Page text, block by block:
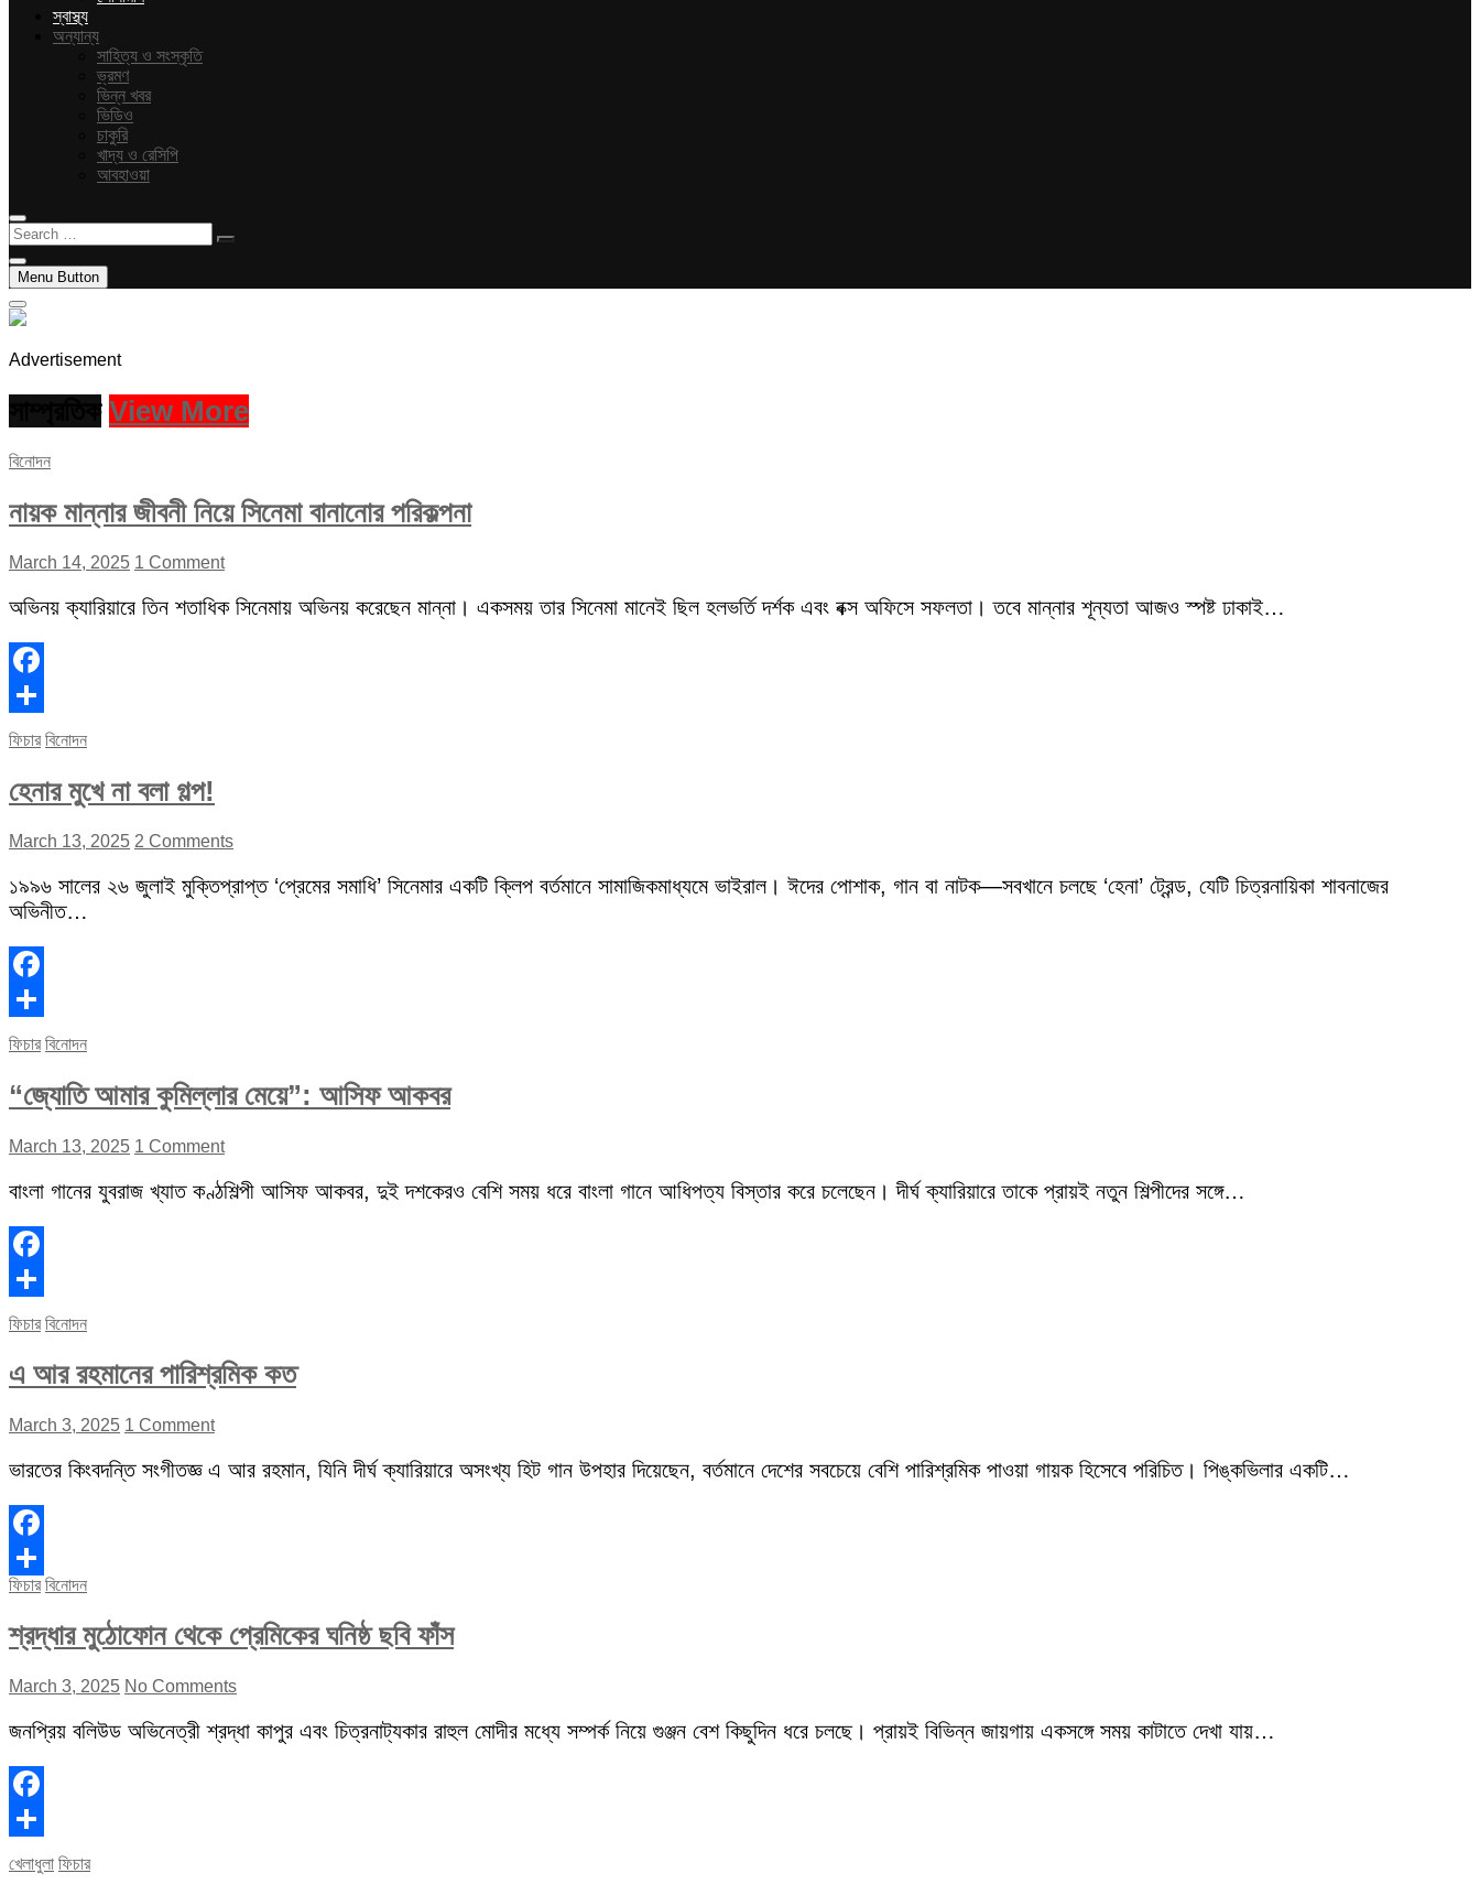
স্বাস্থ্য
অন্যান্য
সাহিত্য ও সংস্কৃতি
ভ্রমণ
ভিন্ন খবর
ভিডিও
চাকুরি
খাদ্য ও রেসিপি
আবহাওয়া
Search
…
Menu Button
Advertisement
View More
বিনোদন
নায়ক মান্নার জীবনী নিয়ে সিনেমা বানানোর পরিকল্পনা
March 14, 2025 1 Comment
অভিনয় ক্যারিয়ারে তিন শতাধিক সিনেমায় অভিনয় করেছেন মান্না। একসময় তার সিনেমা মানেই ছিল হলভর্তি দর্শক এবং বক্স অফিসে সফলতা। তবে মান্নার শূন্যতা আজও স্পষ্ট ঢাকাই…
Facebook
Share
ফিচার বিনোদন
হেনার মুখে না বলা গল্প!
March 13, 2025 2 Comments
১৯৯৬ সালের ২৬ জুলাই মুক্তিপ্রাপ্ত ‘প্রেমের সমাধি’ সিনেমার একটি ক্লিপ বর্তমানে সামাজিকমাধ্যমে ভাইরাল। ঈদের পোশাক, গান বা নাটক—সবখানে চলছে ‘হেনা’ ট্রেন্ড, যেটি চিত্রনায়িকা শাবনাজের
অভিনীত…
Facebook
Share
ফিচার বিনোদন
“জ্যোতি আমার কুমিল্লার মেয়ে”: আসিফ আকবর
March 13, 2025 1 Comment
বাংলা গানের যুবরাজ খ্যাত কণ্ঠশিল্পী আসিফ আকবর, দুই দশকেরও বেশি সময় ধরে বাংলা গানে আধিপত্য বিস্তার করে চলেছেন। দীর্ঘ ক্যারিয়ারে তাকে প্রায়ই নতুন শিল্পীদের সঙ্গে…
Facebook
Share
ফিচার বিনোদন
এ আর রহমানের পারিশ্রমিক কত
March 3, 2025 1 Comment
ভারতের কিংবদন্তি সংগীতজ্ঞ এ আর রহমান, যিনি দীর্ঘ ক্যারিয়ারে অসংখ্য হিট গান উপহার দিয়েছেন, বর্তমানে দেশের সবচেয়ে বেশি পারিশ্রমিক পাওয়া গায়ক হিসেবে পরিচিত। পিঙ্কভিলার একটি…
Facebook
Share
ফিচার বিনোদন
শ্রদ্ধার মুঠোফোন থেকে প্রেমিকের ঘনিষ্ঠ ছবি ফাঁস
March 3, 2025 No Comments
জনপ্রিয় বলিউড অভিনেত্রী শ্রদ্ধা কাপুর এবং চিত্রনাট্যকার রাহুল মোদীর মধ্যে সম্পর্ক নিয়ে গুঞ্জন বেশ কিছুদিন ধরে চলছে। প্রায়ই বিভিন্ন জায়গায় একসঙ্গে সময় কাটাতে দেখা যায়…
Facebook
Share
খেলাধুলা ফিচার